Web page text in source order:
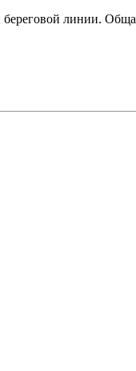
береговой линии.